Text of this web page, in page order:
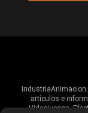
artículos e
Videojuegos,